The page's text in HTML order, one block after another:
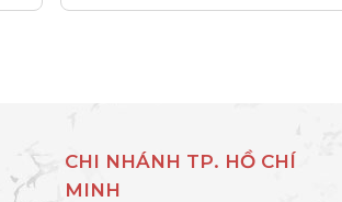
CHI NHÁNH TP. HỒ CHÍ
MINH